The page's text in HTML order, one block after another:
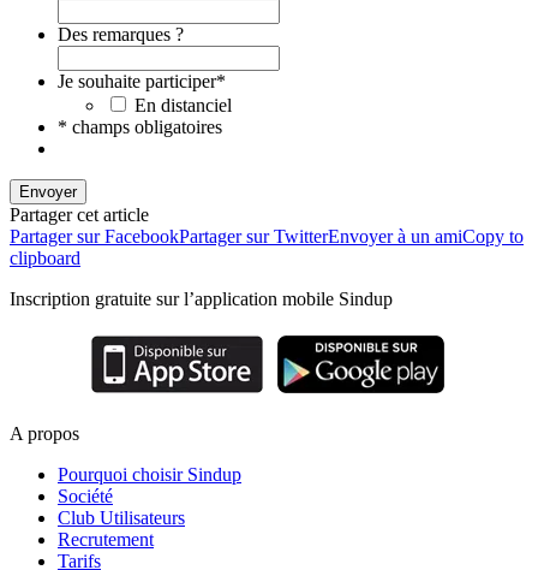
Des remarques ?
Je souhaite participer*
En distanciel
* champs obligatoires
Envoyer
Partager cet article
Partager sur FacebookPartager sur TwitterEnvoyer à un amiCopy to
clipboard
Inscription gratuite sur l’application mobile Sindup
A propos
Pourquoi choisir Sindup
Société
Club Utilisateurs
Recrutement
Tarifs